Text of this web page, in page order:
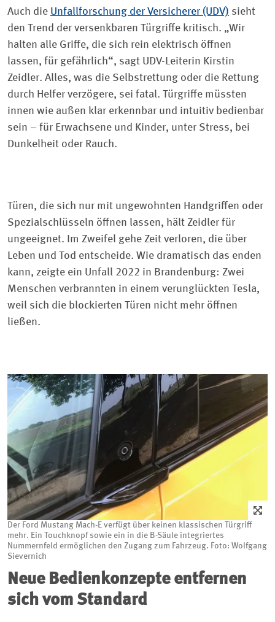
Auch die Unfallforschung der Versicherer (UDV) sieht
den Trend der versenkbaren Türgriffe kritisch. „Wir
halten alle Griffe, die sich rein elektrisch öffnen
lassen, für gefährlich“, sagt UDV-Leiterin Kirstin
Zeidler. Alles, was die Selbstrettung oder die Rettung
durch Helfer verzögere, sei fatal. Türgriffe müssten
innen wie außen klar erkennbar und intuitiv bedienbar
sein – für Erwachsene und Kinder, unter Stress, bei
Dunkelheit oder Rauch.
Türen, die sich nur mit ungewohnten Handgriffen oder
Spezialschlüsseln öffnen lassen, hält Zeidler für
ungeeignet. Im Zweifel gehe Zeit verloren, die über
Leben und Tod entscheide. Wie dramatisch das enden
kann, zeigte ein Unfall 2022 in Brandenburg: Zwei
Menschen verbrannten in einem verunglückten Tesla,
weil sich die blockierten Türen nicht mehr öffnen
ließen.
Der Ford Mustang Mach-E verfügt über keinen klassischen Türgriff
mehr. Ein Touchknopf sowie ein in die B-Säule integriertes
Nummernfeld ermöglichen den Zugang zum Fahrzeug. Foto: Wolfgang
Sievernich
Neue Bedienkonzepte entfernen
sich vom Standard